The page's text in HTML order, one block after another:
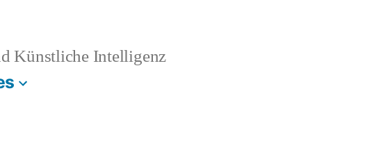
Künstliche Intelligenz